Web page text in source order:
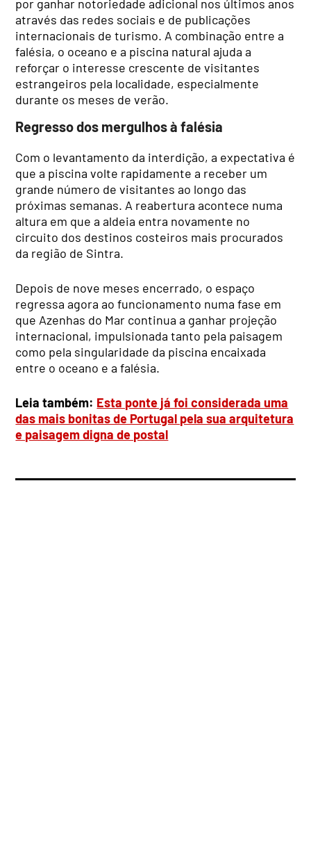
por ganhar notoriedade adicional nos últimos anos
através das redes sociais e de publicações
internacionais de turismo. A combinação entre a
falésia, o oceano e a piscina natural ajuda a
reforçar o interesse crescente de visitantes
estrangeiros pela localidade, especialmente
durante os meses de verão.
Regresso dos mergulhos à falésia
Com o levantamento da interdição, a expectativa é
que a piscina volte rapidamente a receber um
grande número de visitantes ao longo das
próximas semanas. A reabertura acontece numa
altura em que a aldeia entra novamente no
circuito dos destinos costeiros mais procurados
da região de Sintra.
Depois de nove meses encerrado, o espaço
regressa agora ao funcionamento numa fase em
que Azenhas do Mar continua a ganhar projeção
internacional, impulsionada tanto pela paisagem
como pela singularidade da piscina encaixada
entre o oceano e a falésia.
Leia também: Esta ponte já foi considerada uma
das mais bonitas de Portugal pela sua arquitetura
e paisagem digna de postal